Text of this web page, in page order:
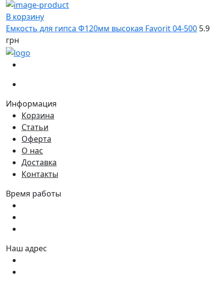
В корзину
Емкость для гипса Ф120мм высокая Favorit 04-500 5.9
грн
Информация
Корзина
Статьи
Оферта
О нас
Доставка
Контакты
Время работы
Наш адрес